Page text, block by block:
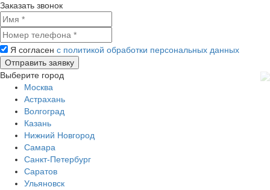
Заказать звонок
Я согласен с политикой обработки персональных данных
Выберите город
Москва
Астрахань
Волгоград
Казань
Нижний Новгород
Самара
Санкт-Петербург
Саратов
Ульяновск